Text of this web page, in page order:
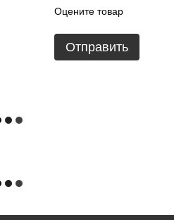
Оцените товар
Отправить